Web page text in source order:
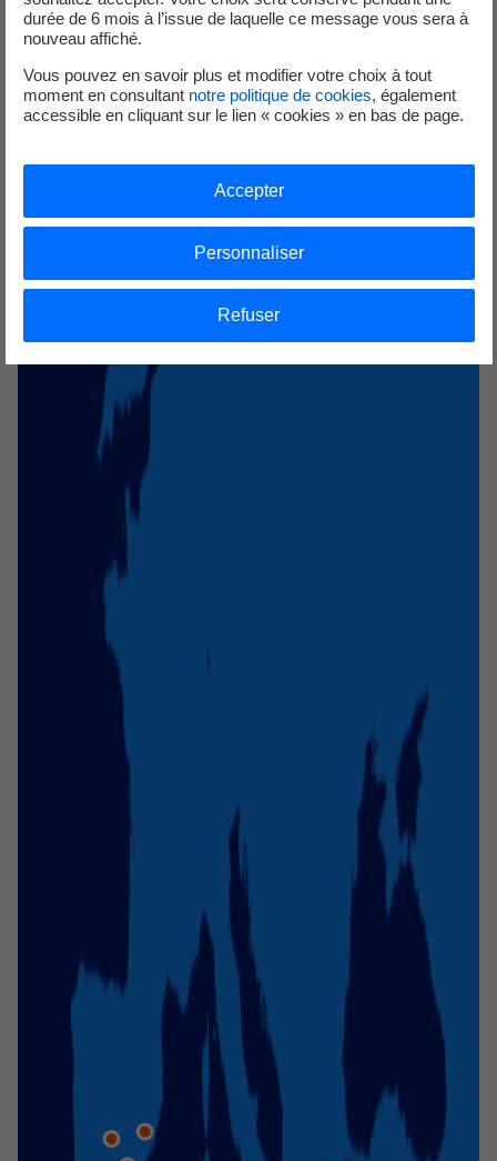
durée de 6 mois à l’issue de laquelle ce message vous sera à
nouveau affiché.
Vous pouvez en savoir plus et modifier votre choix à tout
moment en consultant notre politique de cookies, également
accessible en cliquant sur le lien « cookies » en bas de page.
Refuser
Personnaliser
Accepter